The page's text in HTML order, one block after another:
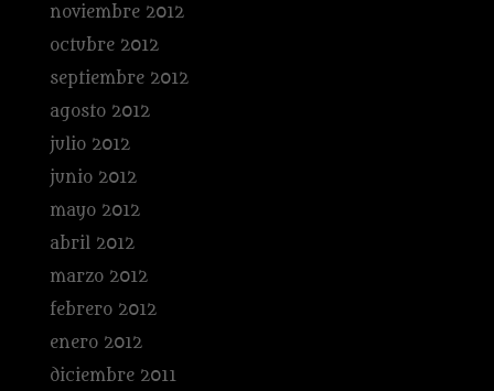
noviembre 2012
octubre 2012
septiembre 2012
agosto 2012
julio 2012
junio 2012
mayo 2012
abril 2012
marzo 2012
febrero 2012
enero 2012
diciembre 2011